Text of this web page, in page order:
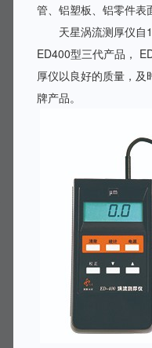
管、铝塑板、铝零件表
天星涡流测厚仪自
ED400型三代产品，
厚仪以良好的质量，
牌产品。